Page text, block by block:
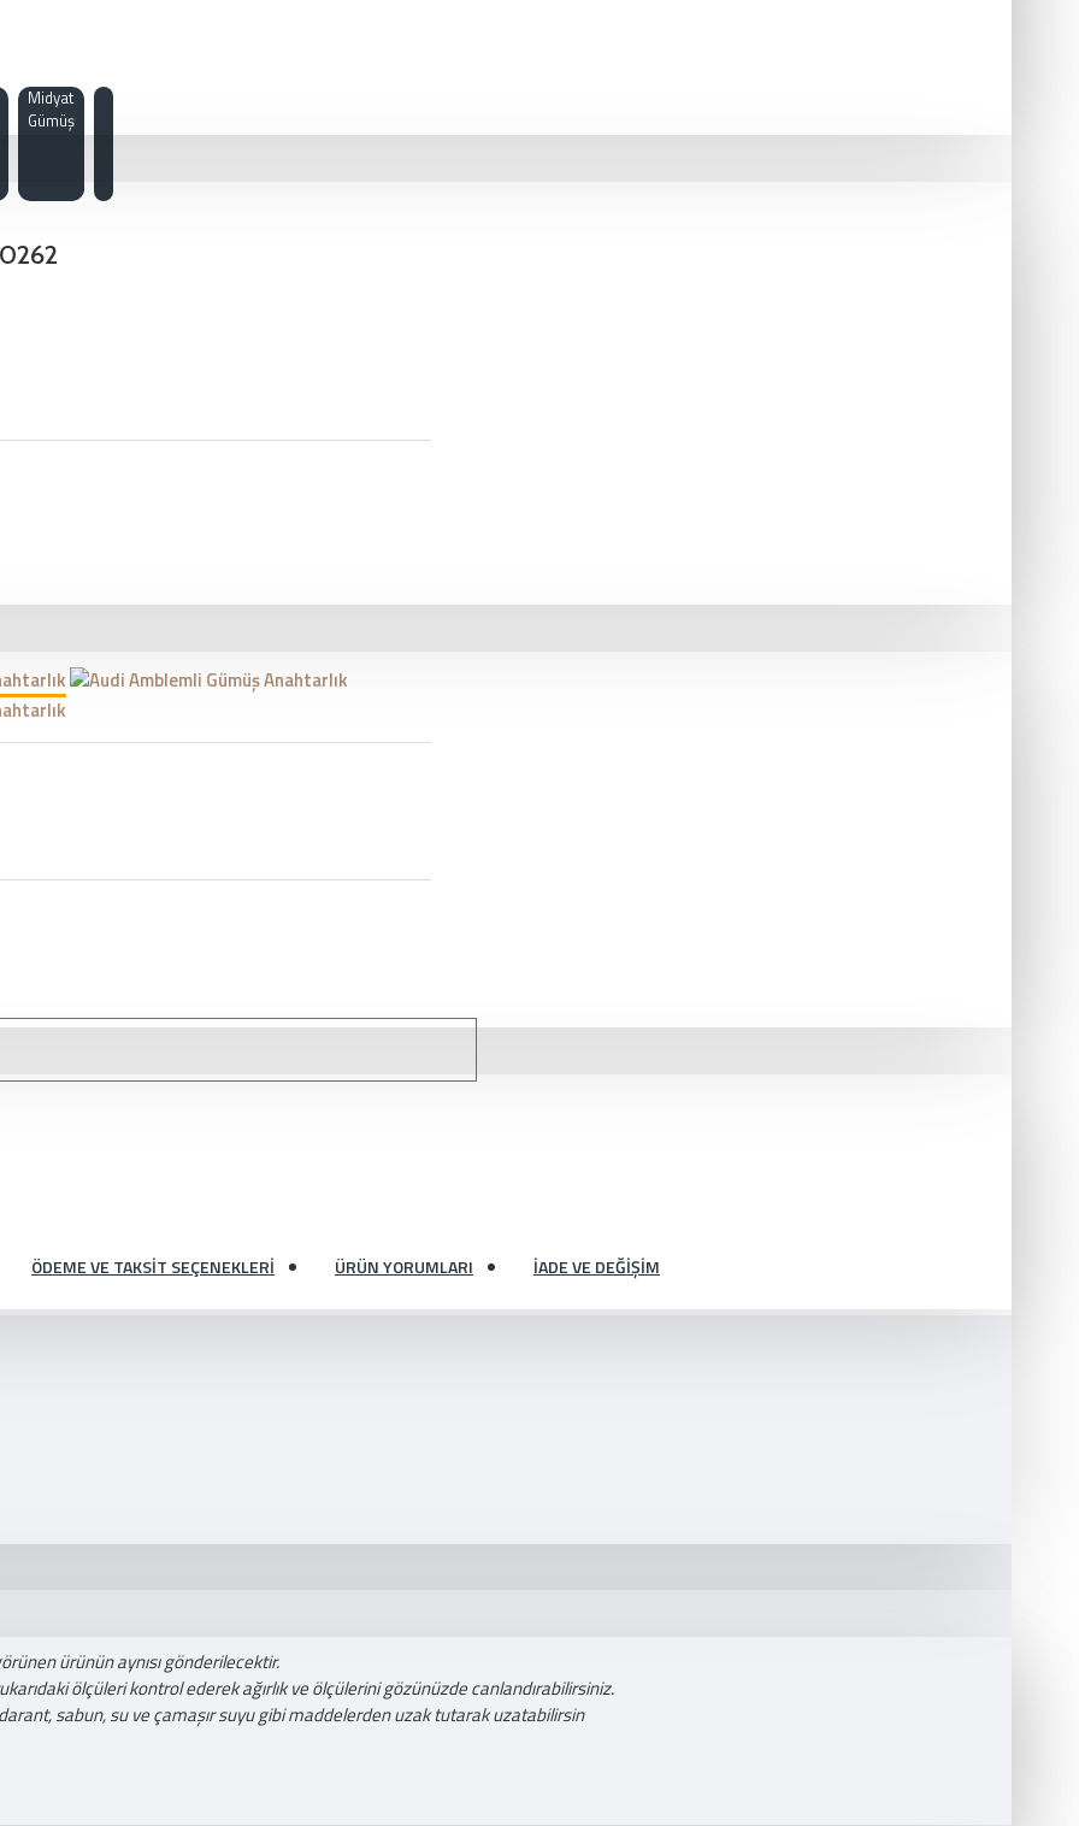
Midyat
Gümüş
ÖDEME VE TAKSIT SEÇENEKLERI ÜRÜN YORUMLARI İADE VE DEĞIŞIM
ürünün aynısı gönderilecektir.
ölçüleri kontrol ederek ağırlık ve ölçülerini gözünüzde canlandırabilirsiniz.
sabun, su ve çamaşır suyu gibi maddelerden uzak tutarak uzatabilirsin